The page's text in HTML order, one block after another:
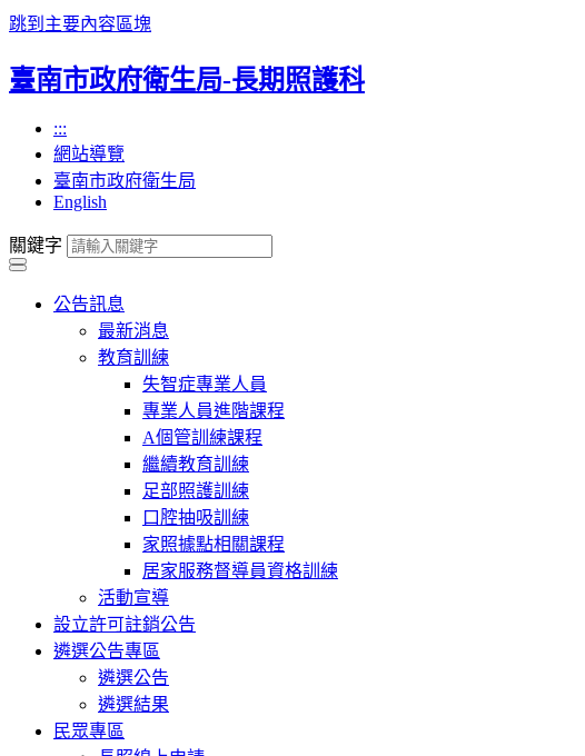
跳到主要內容區塊
臺南市政府衛生局-長期照護科
:::
網站導覽
臺南市政府衛生局
English
關鍵字
公告訊息
最新消息
教育訓練
失智症專業人員
專業人員進階課程
A個管訓練課程
繼續教育訓練
足部照護訓練
口腔抽吸訓練
家照據點相關課程
居家服務督導員資格訓練
活動宣導
設立許可註銷公告
遴選公告專區
遴選公告
遴選結果
民眾專區